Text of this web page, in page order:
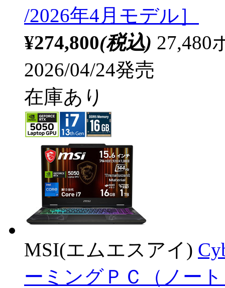
/2026年4月モデル］
¥274,800(税込) 27,480
2026/04/24発売
在庫あり
MSI(エムエスアイ)
ーミングＰＣ（ノー